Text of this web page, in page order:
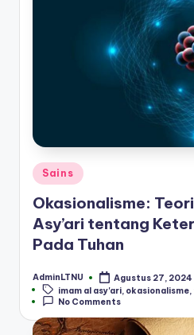
Posted
in
Sains
Okasionalisme:
Asy’ari tentang
Pada Tuhan
Posted
by
AdminLTNU
Agustus 27, 2024
Tags:imam al asy'ari okasionalisme
No Comments